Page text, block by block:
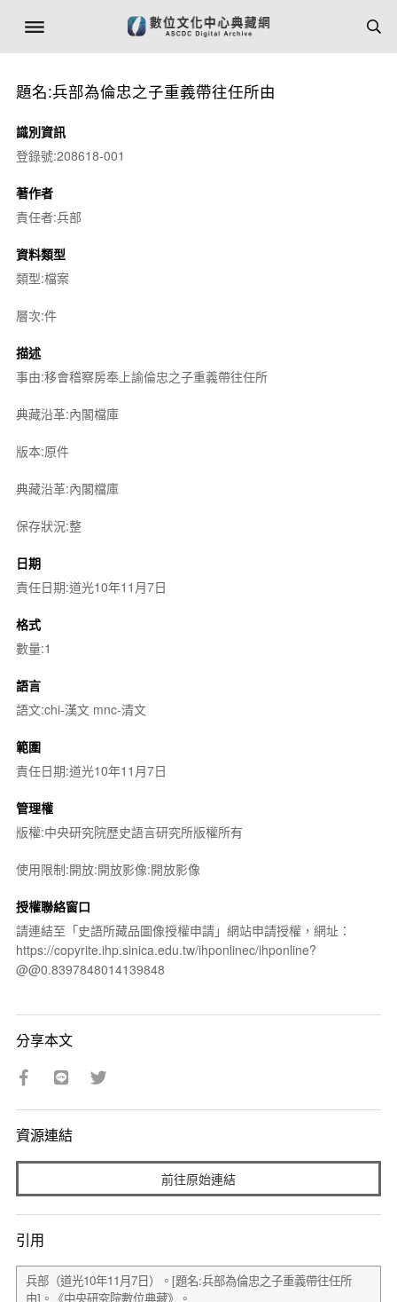
題名:兵部為倫忠之子重義帶往任所由
識別資訊
登錄號:208618-001
著作者
責任者:兵部
資料類型
類型:檔案
層次:件
描述
事由:移會稽察房奉上諭倫忠之子重義帶往任所
典藏沿革:內閣檔庫
版本:原件
典藏沿革:內閣檔庫
保存狀況:整
日期
責任日期:道光10年11月7日
格式
數量:1
語言
語文:chi-漢文 mnc-清文
範圍
責任日期:道光10年11月7日
管理權
版權:中央研究院歷史語言研究所版權所有
使用限制:開放:開放影像:開放影像
授權聯絡窗口
請連結至「史語所藏品圖像授權申請」網站申請授權，網址：
https://copyrite.ihp.sinica.edu.tw/ihponlinec/ihponline?
@@0.8397848014139848
分享本文
資源連結
前往原始連結
引用